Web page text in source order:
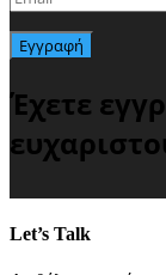
Εγγραφή
Έχετε
Let’s Talk